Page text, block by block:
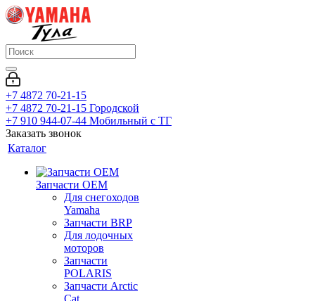
+7 4872 70-21-15
+7 4872 70-21-15 Городской
+7 910 944-07-44 Мобильный с ТГ
Заказать звонок
Каталог
Запчасти OEM
Для снегоходов
Yamaha
Запчасти BRP
Для лодочных
моторов
Запчасти
POLARIS
Запчасти Arctic
Cat